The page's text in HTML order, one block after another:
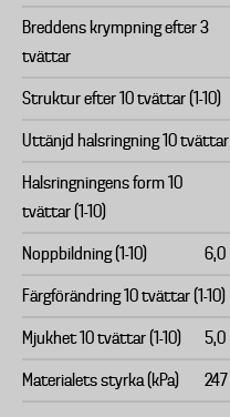
Breddens krympning efter 3
tvättar
Struktur efter 10 tvättar (1-10)
Uttänjd halsringning 10 tvättar
Halsringningens form 10
tvättar (1-10)
Noppbildning (1-10) 6,0
Färgförändring 10 tvättar (1-10)
Mjukhet 10 tvättar (1-10) 5,0
Materialets styrka (kPa) 247